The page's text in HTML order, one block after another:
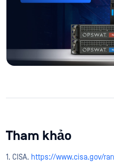
Tham khảo
​​1. CISA. https://www.cisa.gov/